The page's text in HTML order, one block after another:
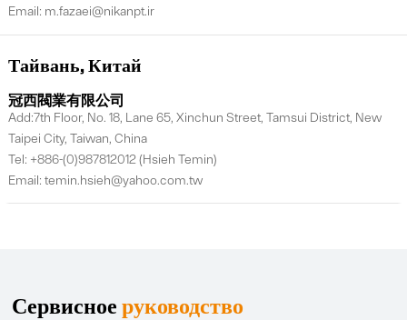
Email: m.fazaei@nikanpt.ir
Тайвань, Китай
冠西閥業有限公司
Add:7th Floor, No. 18, Lane 65, Xinchun Street, Tamsui District, New
Taipei City, Taiwan, China
Tel: +886-(0)987812012 (Hsieh Temin)
Email: temin.hsieh@yahoo.com.tw
Сервисноеруководство